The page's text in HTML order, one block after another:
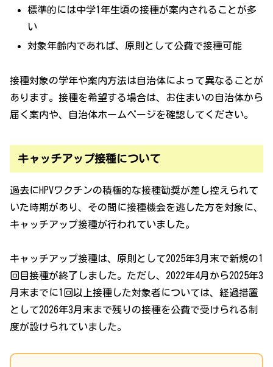
標準的には中学1年生頃の接種が案内されることが多
い
対象年齢内であれば、原則として公費で接種可能
接種対象の学年や案内方法は自治体によって異なることが
あります。接種を希望する場合は、お住まいの自治体から
届く案内や、自治体ホームページを確認してください。
キャッチアップ接種について
過去にHPVワクチンの積極的な接種勧奨が差し控えられて
いた時期があり、その間に接種機会を逃した方を対象に、
キャッチアップ接種が行われていました。
キャッチアップ接種は、原則として2025年3月末で新規の1
回目接種が終了しました。ただし、2022年4月から2025年3
月末までに1回以上接種した対象者については、経過措置
として2026年3月末まで残りの接種を公費で受けられる制
度が設けられていました。